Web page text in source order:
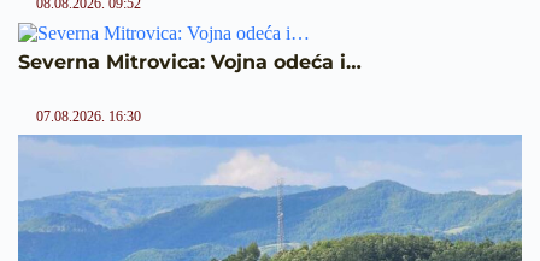
Severna Mitrovica: Vojna odeća i…
07.08.2026. 16:30